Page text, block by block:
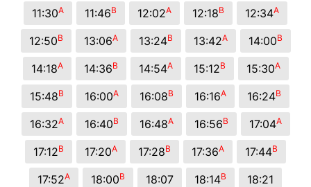
11:30A 11:46B 12:02A 12:18B 12:34A
12:50B 13:06A 13:24B 13:42A 14:00B
14:18A 14:36B 14:54A 15:12B 15:30A
15:48B 16:00A 16:08B 16:16A 16:24B
16:32A 16:40B 16:48A 16:56B 17:04A
17:12B 17:20A 17:28B 17:36A 17:44B
17:52A 18:00B 18:07 18:14B
18:21